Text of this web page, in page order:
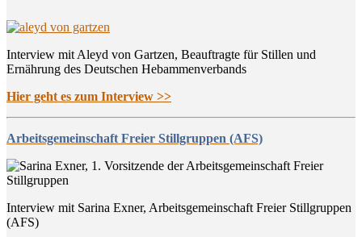
Interview mit Aleyd von Gartzen, Beauftragte für Stillen und
Ernährung des Deutschen Hebammenverbands
Hier geht es zum Interview >>
Arbeitsgemeinschaft Freier Stillgruppen (AFS)
Interview mit Sarina Exner, Arbeitsgemeinschaft Freier Stillgruppen
(AFS)